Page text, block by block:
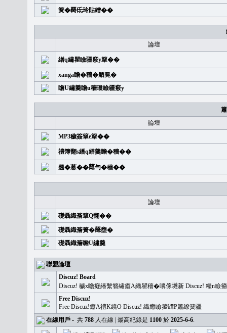
簧�覉氐玲貼繒��
論壇
繒q繡瞿瞼疆竅y簞��
xanga瞻�穡�舾冕�
瞻U繡羹瞻u穡瓊瞼疆竅y
論壇
MP3穢簽簞e簞��
禮簿翻s繙q繕羹瞻�穡��
翹�蒽��𦻕勻�穡��
論壇
礎聶織簷簞Q翻��
礎聶織簷簣�𦻕壅�
礎聶織簷瞻U繡羹
聯盟論壇
Discuz! Board
Discuz! 穢x瞻癡繙繫簪繡癒A織瞿穡�嚊傢𡐿新 Discuz! 糧n
Free Discuz!
Free Discuz!癒A禮K繞O Discuz! 織癒瞼籀罈P簫繚簧疆
在線用戶 - 共 788 人在線 | 最高紀錄是 1100 於 2025-6-6.